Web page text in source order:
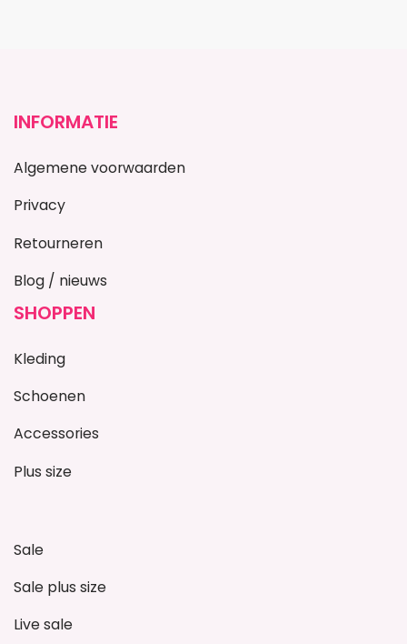
INFORMATIE
Algemene voorwaarden
Privacy
Retourneren
Blog / nieuws
SHOPPEN
Kleding
Schoenen
Accessories
Plus size
Sale
Sale plus size
Live sale